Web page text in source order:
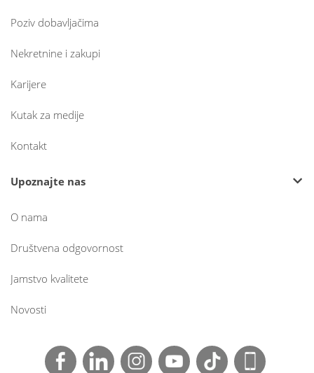
Poziv dobavljačima
Nekretnine i zakupi
Karijere
Kutak za medije
Kontakt
Upoznajte nas
O nama
Društvena odgovornost
Jamstvo kvalitete
Novosti